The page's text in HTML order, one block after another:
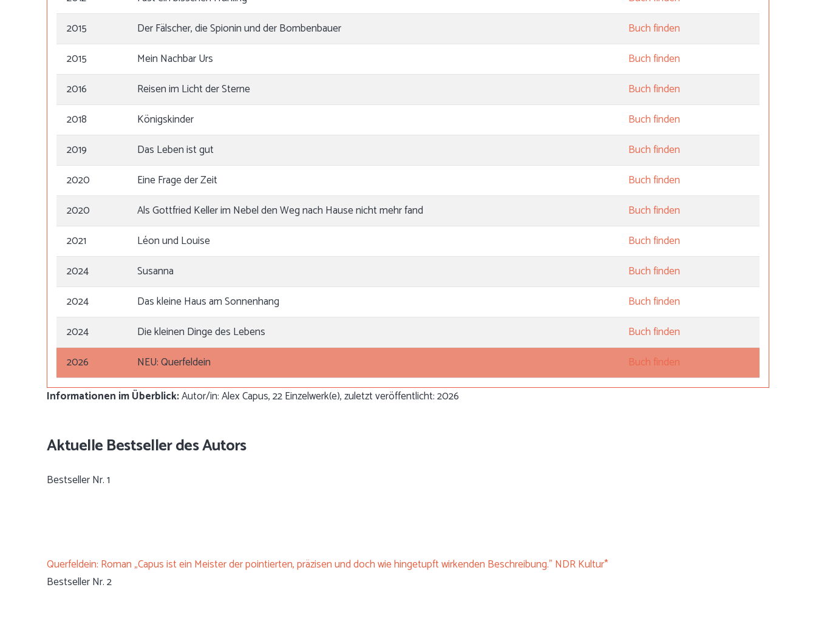
2015
Der Fälscher, die Spionin und der Bombenbauer
Buch finden
2015
Mein Nachbar Urs
Buch finden
2016
Reisen im Licht der Sterne
Buch finden
2018
Königskinder
Buch finden
2019
Das Leben ist gut
Buch finden
2020
Eine Frage der Zeit
Buch finden
2020
Als Gottfried Keller im Nebel den Weg nach Hause nicht mehr fand
Buch finden
2021
Léon und Louise
Buch finden
2024
Susanna
Buch finden
2024
Das kleine Haus am Sonnenhang
Buch finden
2024
Die kleinen Dinge des Lebens
Buch finden
2026
NEU: Querfeldein
Buch finden
Informationen im Überblick:Autor/in: Alex Capus, 22 Einzelwerk(e), zuletzt veröffentlicht: 2026
Aktuelle Bestseller des Autors
Bestseller Nr. 1
Querfeldein: Roman „Capus ist ein Meister der pointierten, präzisen und doch wie hingetupft wirkenden Beschreibung." NDR Kultur*
Bestseller Nr. 2